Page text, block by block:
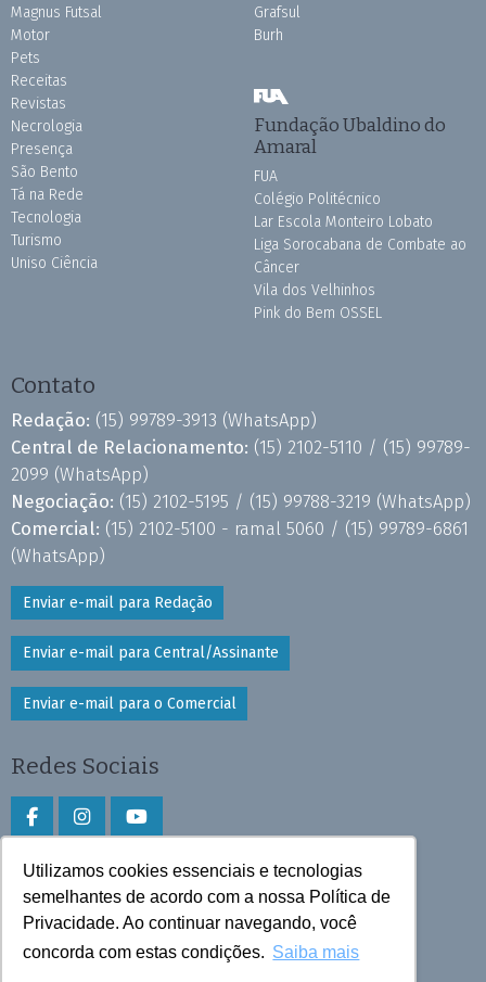
Utilizamos cookies essenciais e tecnologias
semelhantes de acordo com a nossa Política de
Privacidade. Ao continuar navegando, você
concorda com estas condições. Saiba mais
Magnus Futsal
Motor
Pets
Receitas
Revistas
Necrologia
Presença
São Bento
Tá na Rede
Tecnologia
Turismo
Uniso Ciência
Grafsul
Burh
Fundação Ubaldino do
Amaral
FUA
Colégio Politécnico
Lar Escola Monteiro Lobato
Liga Sorocabana de Combate ao
Câncer
Vila dos Velhinhos
Pink do Bem OSSEL
Contato
Redação: (15) 99789-3913 (WhatsApp)
Central de Relacionamento: (15) 2102-5110 / (15) 99789-
2099 (WhatsApp)
Negociação: (15) 2102-5195 / (15) 99788-3219 (WhatsApp)
Comercial: (15) 2102-5100 - ramal 5060 / (15) 99789-6861
(WhatsApp)
Enviar e-mail para Redação
Enviar e-mail para Central/Assinante
Enviar e-mail para o Comercial
Redes Sociais
Faça download do aplicativo
Play Store e App Store